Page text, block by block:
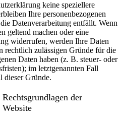
keine speziellere
Ihre personenbezogenen
Datenverarbeitung entfällt. Wenn
geltend machen oder eine
widerrufen, werden Ihre Daten
rechtlich zulässigen Gründe für die
Daten haben (z. B. steuer- oder
im letztgenannten Fall
dieser Gründe.
der